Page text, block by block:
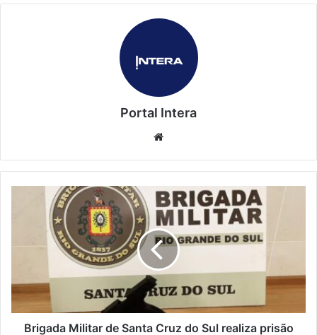
Portal Intera
Brigada Militar de Santa Cruz do Sul realiza prisão